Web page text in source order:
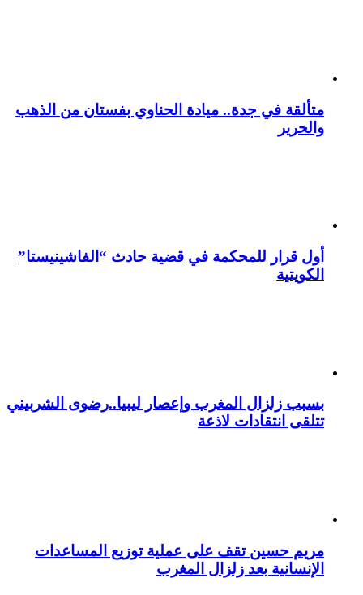
متألقة في جدة.. ميادة الحناوي بفستان من الذهب
والحرير
أول قرار للمحكمة في قضية حادث “الفاشينيستا”
الكويتية
بسبب زلزال المغرب وإعصار ليبيا..رضوى الشربيني
تتلقى انتقادات لاذعة
مريم حسين تقف على عملية توزيع المساعدات
الإنسانية بعد زلزال المغرب